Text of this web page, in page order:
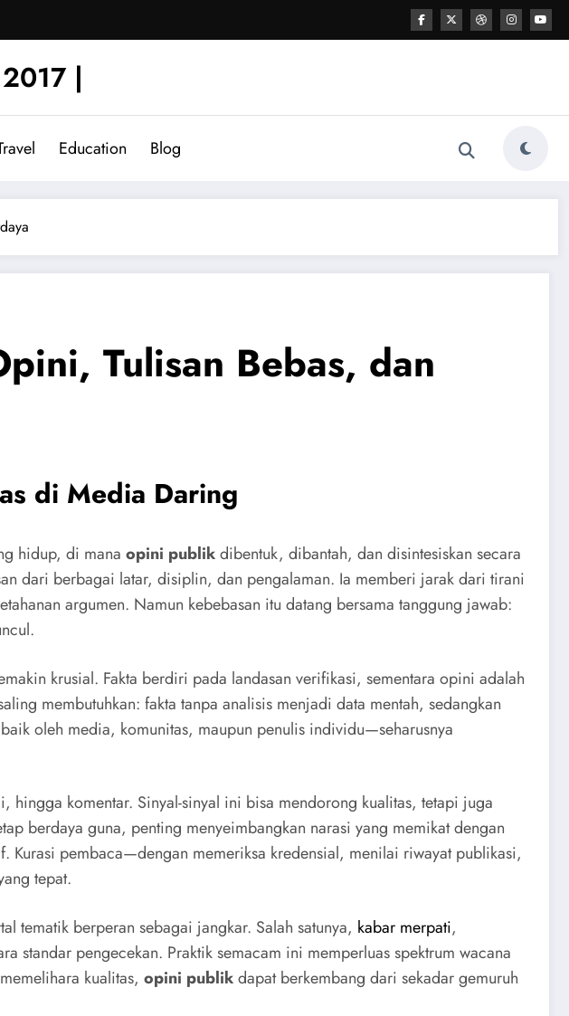
|
Education Blog
Tulisan Bebas, dan
di Media Daring
hidup, di mana opini publikdibentuk, dibantah, dan disintesiskan secara
dari berbagai latar, disiplin, dan pengalaman. Ia memberi jarak dari tirani
argumen. Namun kebebasan itu datang bersama tanggung jawab:
krusial. Fakta berdiri pada landasan verifikasi, sementara opini adalah
membutuhkan: fakta tanpa analisis menjadi data mentah, sedangkan
oleh media, komunitas, maupun penulis individu—seharusnya
komentar. Sinyal-sinyal ini bisa mendorong kualitas, tetapi juga
berdaya guna, penting menyeimbangkan narasi yang memikat dengan
pembaca—dengan memeriksa kredensial, menilai riwayat publikasi,
tepat.
tematik berperan sebagai jangkar. Salah satunya, kabar merpati,
standar pengecekan. Praktik semacam ini memperluas spektrum wacana
kualitas, opini publikdapat berkembang dari sekadar gemuruh